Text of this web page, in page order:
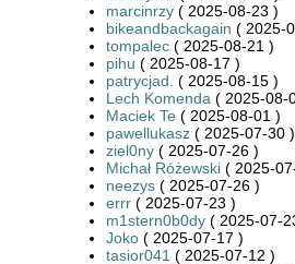
marcinrzy( 2025-08-23 )
bikeandbackagain ( 2025-
tompalec( 2025-08-21 )
pihu ( 2025-08-17 )
patrycjad. ( 2025-08-15 )
Lech Komenda ( 2025-08-
Maciek Te( 2025-08-01 )
pawellukasz( 2025-07-30 )
ziel0ny( 2025-07-26 )
Michał Różewski( 2025-
neezys( 2025-07-26 )
errr( 2025-07-23 )
m1stern0b0dy( 2025-07-
Joko( 2025-07-17 )
tasior041 ( 2025-07-12 )